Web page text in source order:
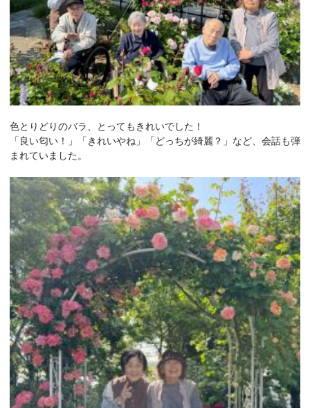
色とりどりのバラ、とってもきれいでした！
「良い匂い！」「きれいやね」「どっちが綺麗？」など、会話も弾
まれていました。